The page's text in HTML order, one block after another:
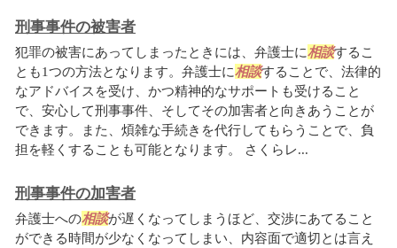
刑事事件の被害者
犯罪の被害にあってしまったときには、弁護士に相談するこ
とも1つの方法となります。弁護士に相談することで、法律的
なアドバイスを受け、かつ精神的なサポートも受けること
で、安心して刑事事件、そしてその加害者と向きあうことが
できます。また、煩雑な手続きを代行してもらうことで、負
担を軽くすることも可能となります。 さくらレ...
刑事事件の加害者
弁護士への相談が遅くなってしまうほど、交渉にあてること
ができる時間が少なくなってしまい、内容面で適切とは言え